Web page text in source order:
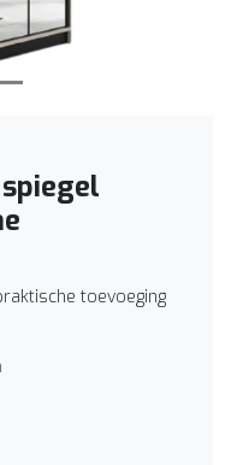
toevoeging